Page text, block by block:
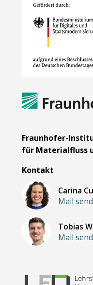
Fraunhofer-
für Materialfluss
Kontakt
Carina
Mail
Tobias
Mail